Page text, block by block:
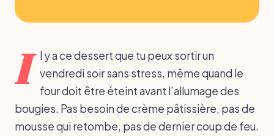
I l y a ce dessert que tu peux sortir un
vendredi soir sans stress, même quand le
four doit être éteint avant l’allumage des
bougies. Pas besoin de crème pâtissière, pas de
mousse qui retombe, pas de dernier coup de feu.